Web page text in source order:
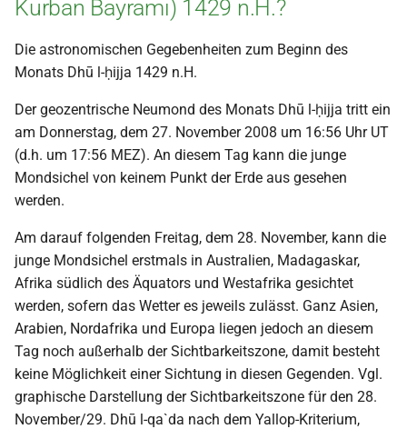
Kurban Bayramı) 1429 n.H.?
Die astronomischen Gegebenheiten zum Beginn des
Monats Dhū l-ḥijja 1429 n.H.
Der geozentrische Neumond des Monats Dhū l-ḥijja tritt ein
am Donnerstag, dem 27. November 2008 um 16:56 Uhr UT
(d.h. um 17:56 MEZ). An diesem Tag kann die junge
Mondsichel von keinem Punkt der Erde aus gesehen
werden.
Am darauf folgenden Freitag, dem 28. November, kann die
junge Mondsichel erstmals in Australien, Madagaskar,
Afrika südlich des Äquators und Westafrika gesichtet
werden, sofern das Wetter es jeweils zulässt. Ganz Asien,
Arabien, Nordafrika und Europa liegen jedoch an diesem
Tag noch außerhalb der Sichtbarkeitszone, damit besteht
keine Möglichkeit einer Sichtung in diesen Gegenden. Vgl.
graphische Darstellung der Sichtbarkeitszone für den 28.
November/29. Dhū l-qa`da nach dem Yallop-Kriterium,